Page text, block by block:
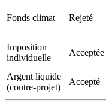
Fonds climat Rejeté
Imposition
individuelle
Acceptée
Argent liquide
(contre-projet)
Accepté